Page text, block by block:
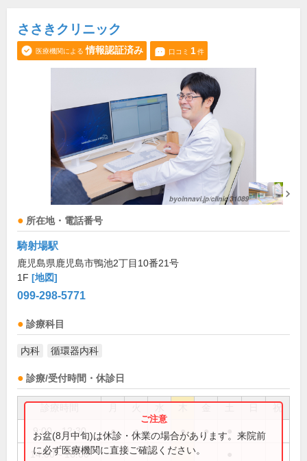
ささきクリニック
医療機関による 情報認証済み 口コミ 1件
所在地・電話番号
騎射場駅
鹿児島県鹿児島市鴨池2丁目10番21号
1F [地図]
099-298-5771
診療科目
内科 循環器内科
診療/受付時間・休診日
祝
9:00～12:30 ● ● ● ●
14:00～16:00
お盆(8月中旬)は休診・休業の場合があります。来院前
に必ず医療機関に直接ご確認ください。